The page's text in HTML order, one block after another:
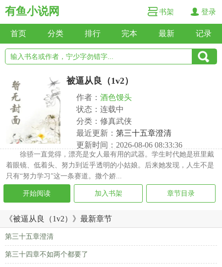
有鱼小说网 书架 登录
首页 分类 排行 完本 最新 记录
被逼从良（1v2）
作者： 酒色馒头
状态：连载中
分类：修真武侠
最近更新： 第三十五章澄清
更新时间：2026-08-06 08:33:36
徐骄一直觉得，漂亮是女人最有用的武器。学生时代她是班里戴
着眼镜、低着头、努力到近乎透明的小姑娘。后来她发现，人生不是
只有“努力学习”这一条赛道。撒个娇...
开始阅读 加入书架 章节目录
《被逼从良（1v2）》最新章节
第三十五章澄清
第三十四章不如两个都要了